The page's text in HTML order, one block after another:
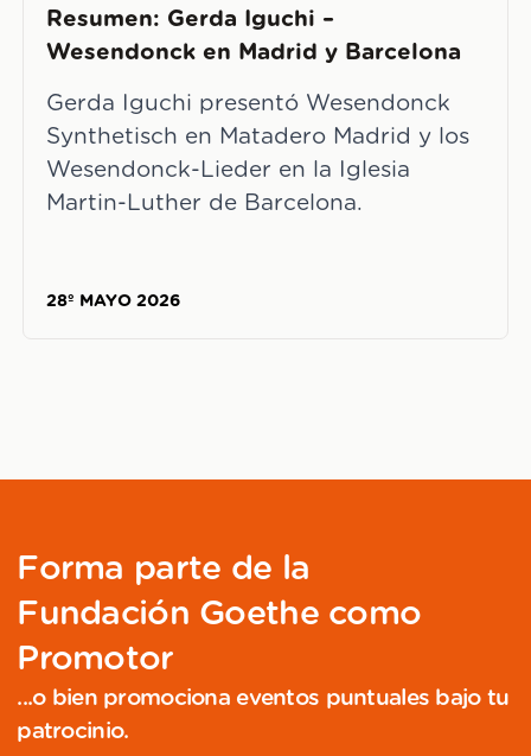
Resumen: Gerda Iguchi –
Wesendonck en Madrid y Barcelona
Gerda Iguchi presentó Wesendonck
Synthetisch en Matadero Madrid y los
Wesendonck-Lieder en la Iglesia
Martin-Luther de Barcelona.
28º MAYO 2026
Forma parte de la
Fundación Goethe como
Promotor
...o bien promociona eventos puntuales bajo tu
patrocinio.